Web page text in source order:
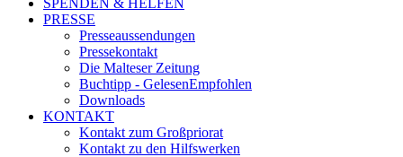
PRESSE
Presseaussendungen
Pressekontakt
Die Malteser Zeitung
Buchtipp - GelesenEmpfohlen
Downloads
KONTAKT
Kontakt zum Großpriorat
Kontakt zu den Hilfswerken